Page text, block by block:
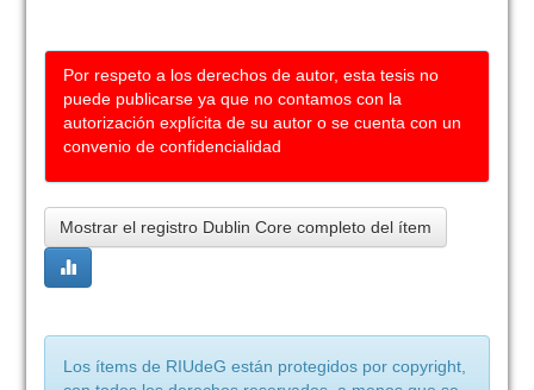
Por respeto a los derechos de autor, esta tesis no
puede publicarse ya que no contamos con la
autorización explícita de su autor o se cuenta con un
convenio de confidencialidad
Mostrar el registro Dublin Core completo del ítem
Los ítems de RIUdeG están protegidos por copyright,